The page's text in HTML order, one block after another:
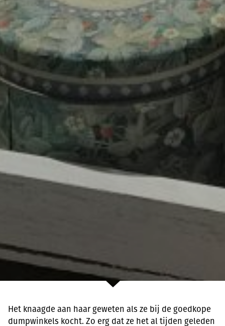
Het knaagde aan haar geweten als ze bij de goedkope
dumpwinkels kocht. Zo erg dat ze het al tijden geleden